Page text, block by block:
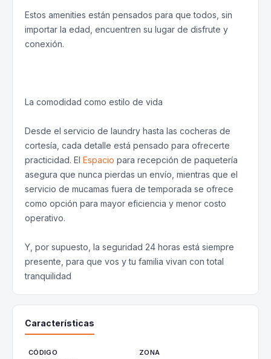
Estos amenities están pensados para que todos, sin
importar la edad, encuentren su lugar de disfrute y
conexión.
La comodidad como estilo de vida
Desde el servicio de laundry hasta las cocheras de
cortesía, cada detalle está pensado para ofrecerte
practicidad. El Espacio para recepción de paquetería
asegura que nunca pierdas un envío, mientras que el
servicio de mucamas fuera de temporada se ofrece
como opción para mayor eficiencia y menor costo
operativo.
Y, por supuesto, la seguridad 24 horas está siempre
presente, para que vos y tu familia vivan con total
tranquilidad
Características
CÓDIGO ZONA